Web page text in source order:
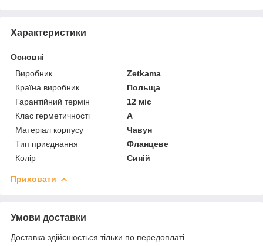
Характеристики
Основні
Виробник
Zetkama
Країна виробник
Польща
Гарантійний термін
12 міс
Клас герметичності
А
Матеріал корпусу
Чавун
Тип приєднання
Фланцеве
Колір
Синій
Приховати
Умови доставки
Доставка здійснюється тільки по передоплаті.